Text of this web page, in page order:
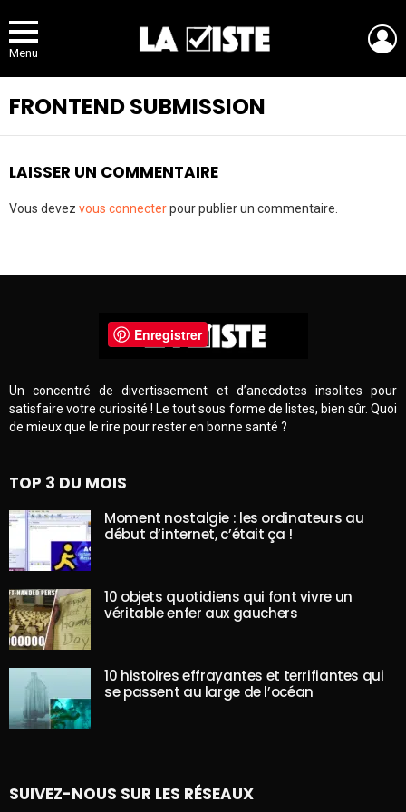
Menu
FRONTEND SUBMISSION
LAISSER UN COMMENTAIRE
Vous devez vous connecterpour publier un commentaire.
Un concentré de divertissement et d’anecdotes insolites pour
satisfaire votre curiosité ! Le tout sous forme de listes, bien sûr. Quoi
de mieux que le rire pour rester en bonne santé ?
TOP 3 DU MOIS
Moment nostalgie : les ordinateurs au
début d’internet, c’était ça !
10 objets quotidiens qui font vivre un
véritable enfer aux gauchers
10 histoires effrayantes et terrifiantes qui
se passent au large de l’océan
SUIVEZ-NOUS SUR LES RÉSEAUX
Enregistrer